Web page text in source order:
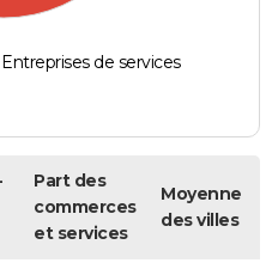
Entreprises de services
Part des
commerces
et services
Moyenne
des villes